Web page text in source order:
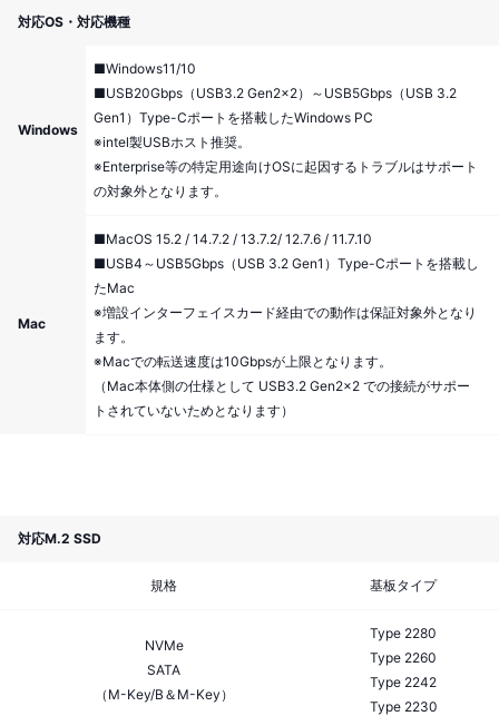
対応OS・対応機種
Windows
■Windows11/10
■USB20Gbps（USB3.2 Gen2×2）～USB5Gbps（USB 3.2
Gen1）Type-Cポートを搭載したWindows PC
※intel製USBホスト推奨。
※Enterprise等の特定用途向けOSに起因するトラブルはサポート
の対象外となります。
Mac
■MacOS 15.2 / 14.7.2 / 13.7.2/ 12.7.6 / 11.7.10
■USB4～USB5Gbps（USB 3.2 Gen1）Type-Cポートを搭載し
たMac
※増設インターフェイスカード経由での動作は保証対象外となり
ます。
※Macでの転送速度は10Gbpsが上限となります。
（Mac本体側の仕様として USB3.2 Gen2×2 での接続がサポー
トされていないためとなります）
対応M.2 SSD
規格 基板タイプ
NVMe
SATA
（M-Key/B＆M-Key）
Type 2280
Type 2260
Type 2242
Type 2230